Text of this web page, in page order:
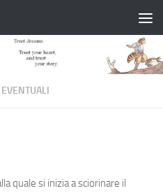
quale si inizia a sciorinare il